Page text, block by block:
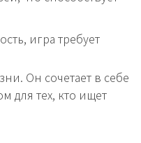
игра требует
Он сочетает в себе
для тех, кто ищет